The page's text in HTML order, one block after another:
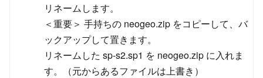
リネームします。
＜重要＞ 手持ちの neogeo.zip をコピーして、バ
ックアップして置きます。
リネームした sp-s2.sp1 を neogeo.zip に入れま
す。（元からあるファイルは上書き）